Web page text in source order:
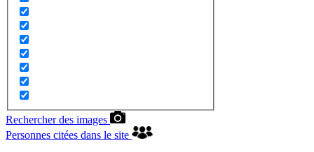
Rechercher des images
Personnes citées dans le site